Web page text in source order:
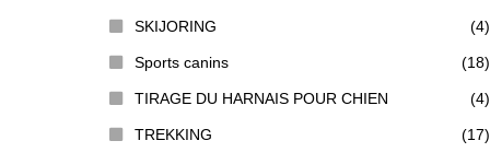
SKIJORING (4)
Sports canins (18)
TIRAGE DU HARNAIS POUR CHIEN (4)
TREKKING (17)